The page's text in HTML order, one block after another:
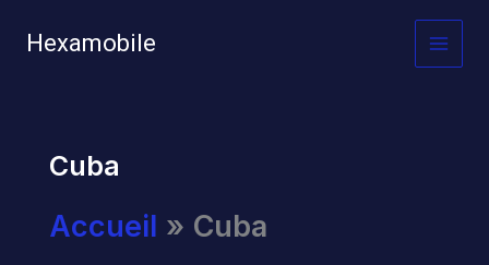
contenuHexamobile
Cuba
Accueil Cuba